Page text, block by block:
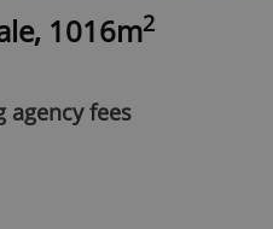
1016m2
agency fees